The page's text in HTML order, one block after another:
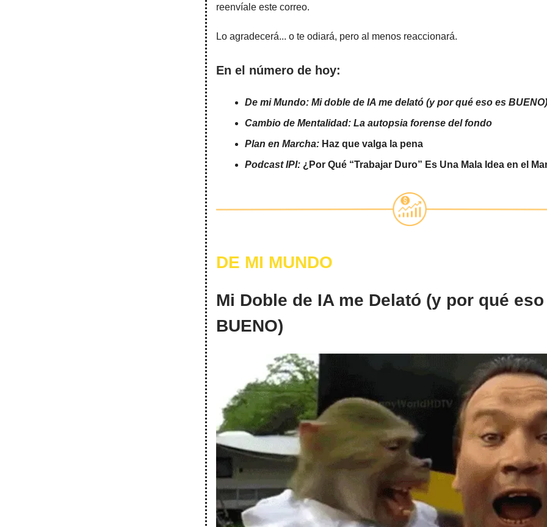
reenvíale este correo.
Lo agradecerá... o te odiará, pero al menos reaccionará.
En el número de hoy:
De mi Mundo: Mi doble de IA me delató (y por qué eso es BUENO)
Cambio de Mentalidad: La autopsia forense del fondo
Plan en Marcha: Haz que valga la pena
Podcast IPI: ¿Por Qué “Trabajar Duro” Es Una Mala Idea en el
DE MI MUNDO
Mi Doble de IA me Delató (y por qué
BUENO)